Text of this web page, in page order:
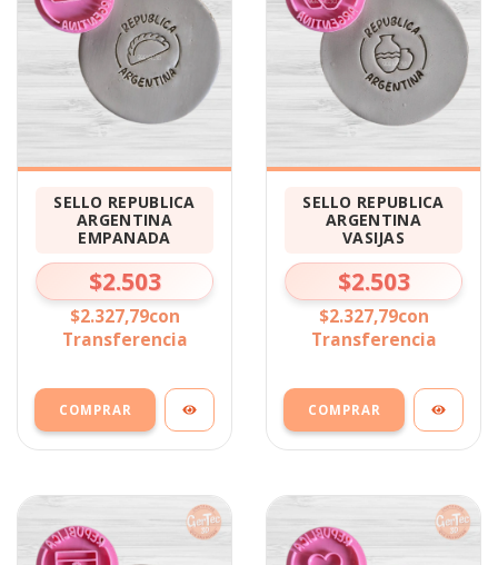
SELLO REPUBLICA
ARGENTINA
EMPANADA
$2.503
$2.327,79con
Transferencia
SELLO REPUBLICA
ARGENTINA
VASIJAS
$2.503
$2.327,79con
Transferencia